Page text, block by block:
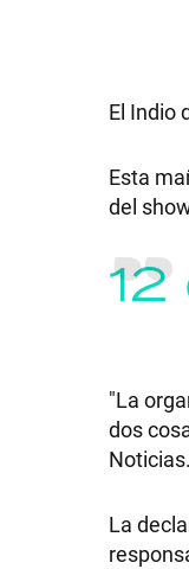
El Indio
Esta
del
"La
dos
Noticias.
La